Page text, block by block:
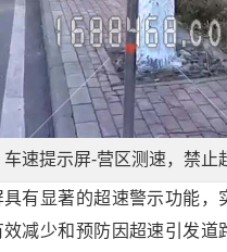
车速提示屏-营区测速，禁止
具有显著的超速警示功能，
效减少和预防因超速引发道